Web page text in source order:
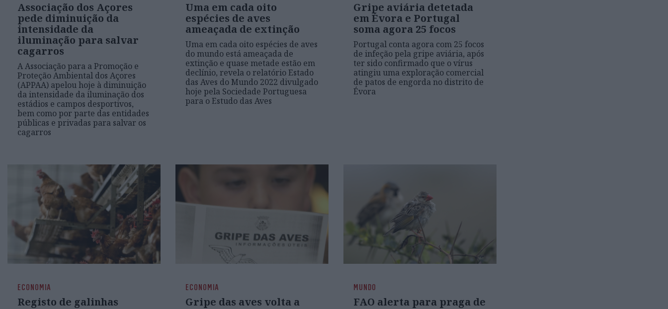
Associação dos Açores
pede diminuição da
intensidade da
iluminação para salvar
cagarros
A Associação para a Promoção e
Proteção Ambiental dos Açores
(APPAA) apelou hoje à diminuição
da intensidade da iluminação dos
estádios e campos desportivos,
bem como por parte das entidades
públicas e privadas para salvar os
cagarros
Uma em cada oito
espécies de aves
ameaçada de extinção
Uma em cada oito espécies de aves
do mundo está ameaçada de
extinção e quase metade estão em
declínio, revela o relatório Estado
das Aves do Mundo 2022 divulgado
hoje pela Sociedade Portuguesa
para o Estudo das Aves
Gripe aviária detetada
em Évora e Portugal
soma agora 25 focos
Portugal conta agora com 25 focos
de infeção pela gripe aviária, após
ter sido confirmado que o vírus
atingiu uma exploração comercial
de patos de engorda no distrito de
Évora
ECONOMIA
Registo de galinhas
ECONOMIA
Gripe das aves volta a
MUNDO
FAO alerta para praga de